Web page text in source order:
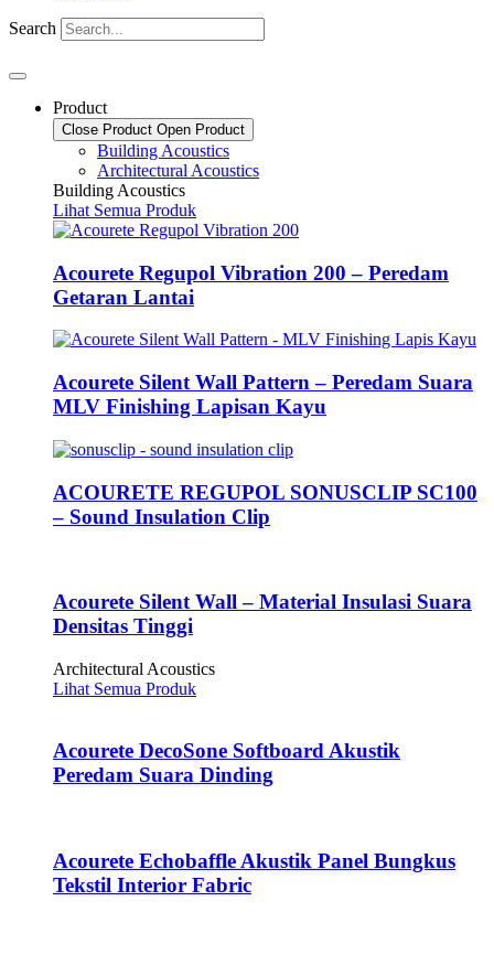
Search
Product
Close Product Open Product
Building Acoustics
Architectural Acoustics
Building Acoustics
Lihat Semua Produk
Acourete Regupol Vibration 200 – Peredam
Getaran Lantai
Acourete Silent Wall Pattern – Peredam Suara
MLV Finishing Lapisan Kayu
ACOURETE REGUPOL SONUSCLIP SC100
– Sound Insulation Clip
Acourete Silent Wall – Material Insulasi Suara
Densitas Tinggi
Architectural Acoustics
Lihat Semua Produk
Acourete DecoSone Softboard Akustik
Peredam Suara Dinding
Acourete Echobaffle Akustik Panel Bungkus
Tekstil Interior Fabric